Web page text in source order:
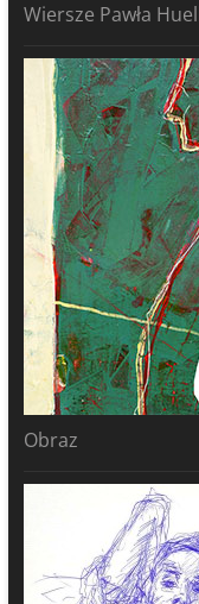
Wiersze Pawła
Obraz